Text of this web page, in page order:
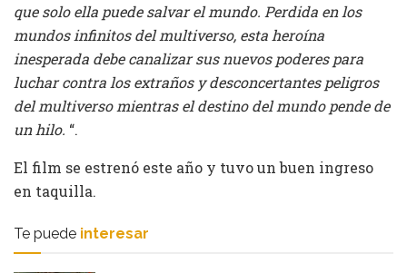
que solo ella puede salvar el mundo. Perdida en los
mundos infinitos del multiverso, esta heroína
inesperada debe canalizar sus nuevos poderes para
luchar contra los extraños y desconcertantes peligros
del multiverso mientras el destino del mundo pende de
un hilo. “.
El film se estrenó este año y tuvo un buen ingreso
en taquilla.
Te puede interesar